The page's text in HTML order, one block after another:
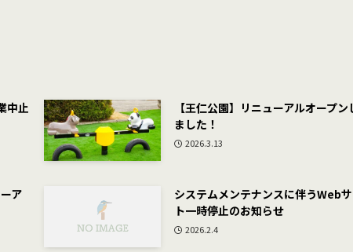
中止
【王仁公園】リニューアルオープン
ました！
2026.3.13
ア
システムメンテナンスに伴うWeb
ト一時停止のお知らせ
2026.2.4